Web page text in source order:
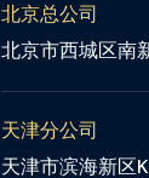
北京总公司
北京市西城区南
天津分公司
天津市滨海新区